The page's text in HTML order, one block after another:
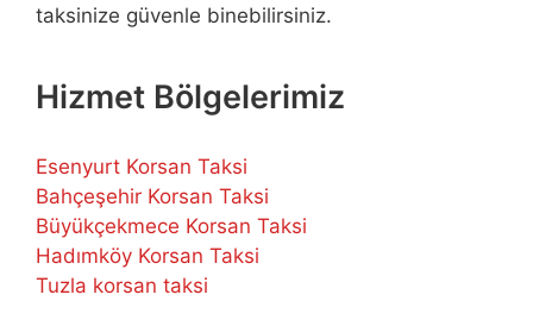
taksinize güvenle binebilirsiniz.
Hizmet Bölgelerimiz
Esenyurt Korsan Taksi
Bahçeşehir Korsan Taksi
Büyükçekmece Korsan Taksi
Hadımköy Korsan Taksi
Tuzla korsan taksi